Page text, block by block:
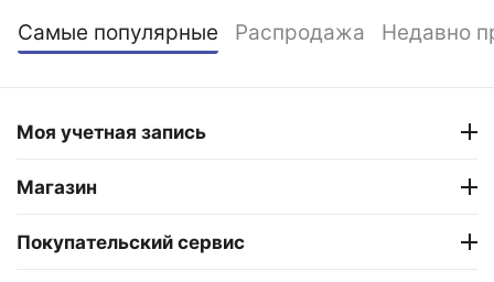
Самые популярные Распродажа Недавно
Моя учетная запись
Магазин
Покупательский сервис